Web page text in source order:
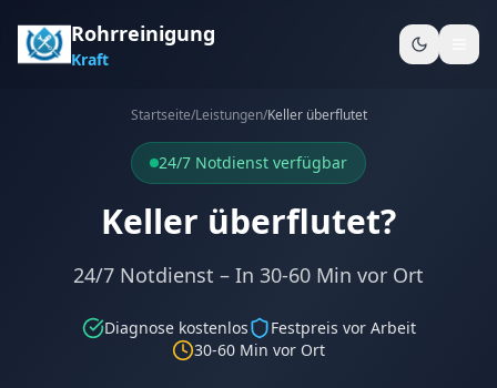
Rohrreinigung
Kraft
Startseite/Leistungen/Keller überflutet
24/7 Notdienst verfügbar
Keller überflutet?
24/7 Notdienst – In 30-60 Min vor Ort
Diagnose kostenlos
Festpreis vor Arbeit
30-60 Min vor Ort